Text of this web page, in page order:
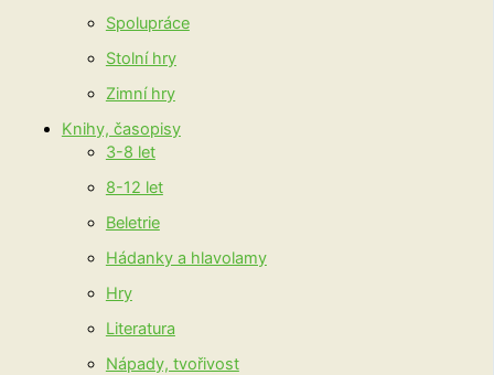
Spolupráce
Stolní hry
Zimní hry
Knihy, časopisy
3-8 let
8-12 let
Beletrie
Hádanky a hlavolamy
Hry
Literatura
Nápady, tvořivost